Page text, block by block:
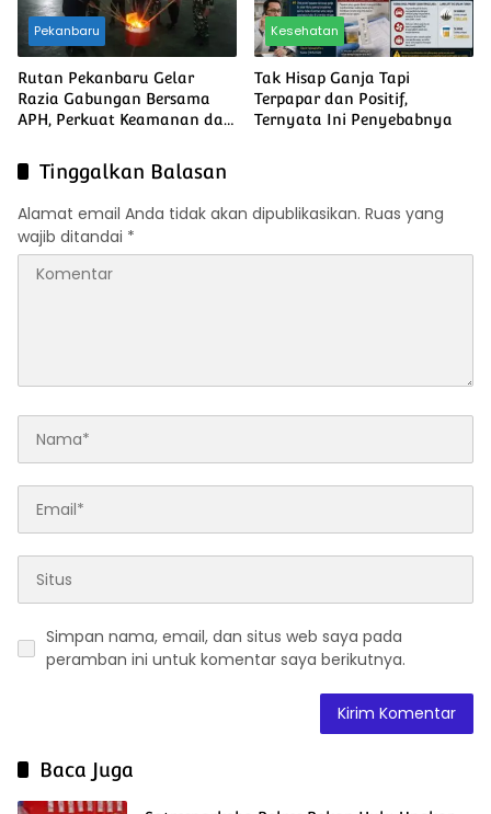
Pekanbaru
Rutan Pekanbaru Gelar
Razia Gabungan Bersama
APH, Perkuat Keamanan dan
Terlarang
Kesehatan
Tak Hisap Ganja Tapi
Terpapar dan Positif,
Ternyata Ini Penyebabnya
Tinggalkan Balasan
Alamat email Anda tidak akan dipublikasikan. Ruas yang
wajib ditandai *
Simpan nama, email, dan situs web saya pada
peramban ini untuk komentar saya berikutnya.
Baca Juga